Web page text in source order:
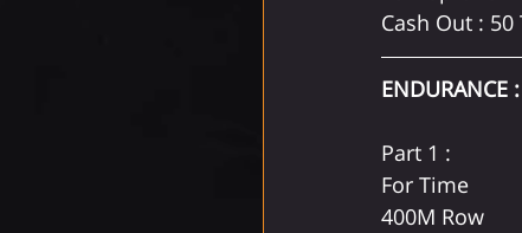
Cash Out :
ENDURANCE :
Part 1 :
For Time
400M Row